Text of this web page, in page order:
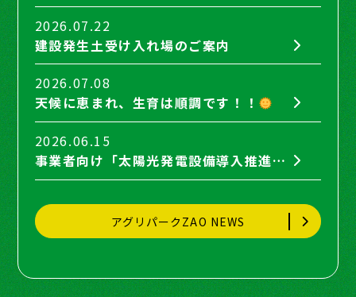
2026.07.22
建設発生土受け入れ場のご案内
2026.07.08
天候に恵まれ、生育は順調です！！
2026.06.15
事業者向け「太陽光発電設備導入推進セミナー」に弊社取締役の間瀬が登壇します。
アグリパークZAO NEWS